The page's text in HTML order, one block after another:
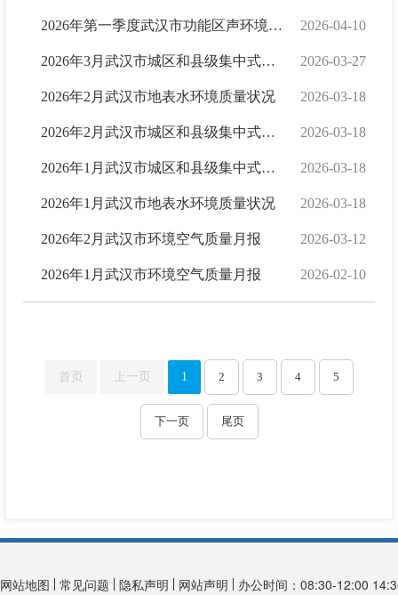
2026年第一季度武汉市功能区声环境质量监测简报 2026-04-10
2026年3月武汉市城区和县级集中式生活饮用水水源水质状况报告 2026-03-27
2026年2月武汉市地表水环境质量状况 2026-03-18
2026年2月武汉市城区和县级集中式生活饮用水水源水质状况报告 2026-03-18
2026年1月武汉市城区和县级集中式生活饮用水水源水质状况报告 2026-03-18
2026年1月武汉市地表水环境质量状况 2026-03-18
2026年2月武汉市环境空气质量月报 2026-03-12
2026年1月武汉市环境空气质量月报 2026-02-10
首页 上一页 1 2 3 4 5
下一页 尾页
网站地图 常见问题 隐私声明 网站声明 办公时间：08:30-12:00